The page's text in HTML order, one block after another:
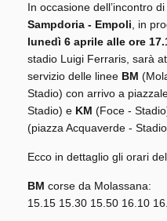
In occasione dell’incontro
Sampdoria - Empoli, in
lunedì 6 aprile alle ore
stadio Luigi Ferraris, sarà
servizio delle linee BM
Stadio) con arrivo a
Stadio) e KM (Foce -
(piazza Acquaverde -
Ecco in dettaglio gli orari
BM corse da Molassana:
15.15 15.30 15.50 16.10